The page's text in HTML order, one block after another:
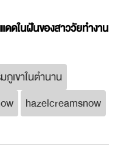
ดดในฝันของสาววัยทำงาน
ภูเขาในตำนาน
hazelcreamsnow